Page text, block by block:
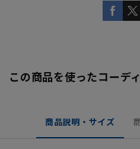
この商品を使ったコーデ
商品説明・サイズ